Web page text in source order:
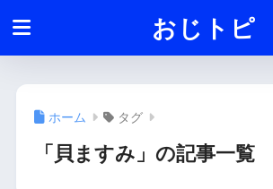
おじトピ
ホーム タグ
「貝ますみ」の記事一覧